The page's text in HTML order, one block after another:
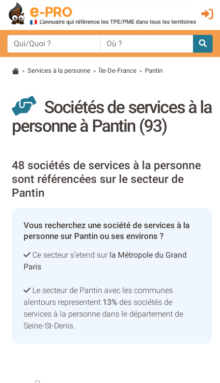
> Services à la personne > Île-De-France > Pantin
Sociétés de services à la
personne à Pantin (93)
48 sociétés de services à la personne
sont référencées sur le secteur de
Pantin
Vous recherchez une société de services à la
personne sur Pantin ou ses environs ?
Ce secteur s’etend sur la Métropole du Grand
Paris
Le secteur de Pantin avec les communes
alentours representent 13% des sociétés de
services à la personne dans le département de
Seine-St-Denis.